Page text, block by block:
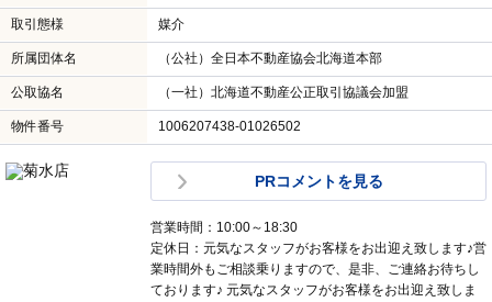
取引態様 媒介
所属団体名 （公社）全日本不動産協会北海道本部
公取協名 （一社）北海道不動産公正取引協議会加盟
物件番号 1006207438-01026502
PRコメントを見る
営業時間：10:00～18:30
定休日：元気なスタッフがお客様をお出迎え致します♪営
業時間外もご相談乗りますので、是非、ご連絡お待ちし
ております♪ 元気なスタッフがお客様をお出迎え致しま